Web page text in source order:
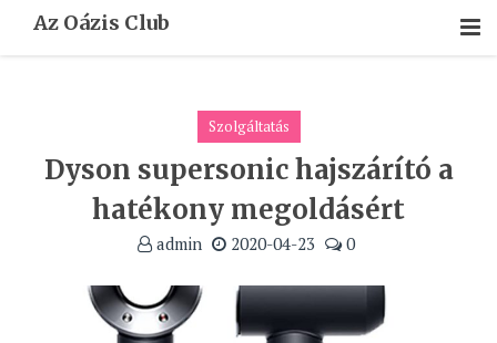
Az Oázis Club
Szolgáltatás
Dyson supersonic hajszárító a
hatékony megoldásért
admin 2020-04-23 0